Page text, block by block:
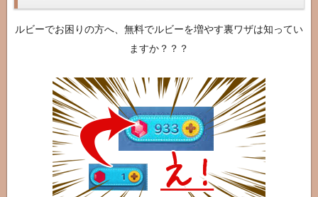
ルビーでお困りの方へ、無料でルビーを増やす裏ワザは知ってい
ますか？？？